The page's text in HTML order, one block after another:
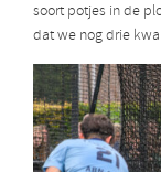
soort potjes in de
dat we nog drie